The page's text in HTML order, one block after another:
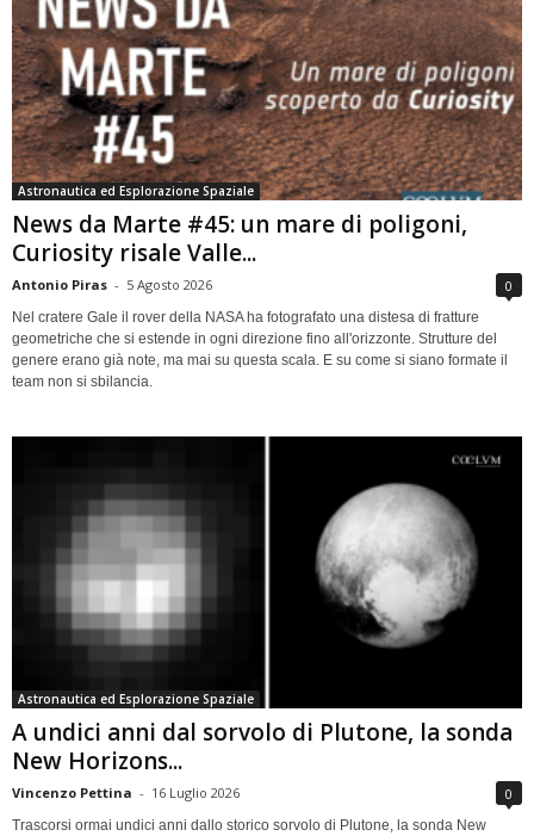
Astronautica ed Esplorazione Spaziale
News da Marte #45: un mare di poligoni,
Curiosity risale Valle...
Antonio Piras - 5 Agosto 2026 0
Nel cratere Gale il rover della NASA ha fotografato una distesa di fratture
geometriche che si estende in ogni direzione fino all'orizzonte. Strutture del
genere erano già note, ma mai su questa scala. E su come si siano formate il
team non si sbilancia.
Astronautica ed Esplorazione Spaziale
A undici anni dal sorvolo di Plutone, la sonda
New Horizons...
Vincenzo Pettina - 16 Luglio 2026 0
Trascorsi ormai undici anni dallo storico sorvolo di Plutone, la sonda New